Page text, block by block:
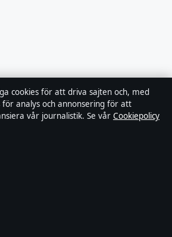
cookies för att driva sajten och, med
för analys och annonsering för att
vår journalistik. Se vår Cookiepolicy